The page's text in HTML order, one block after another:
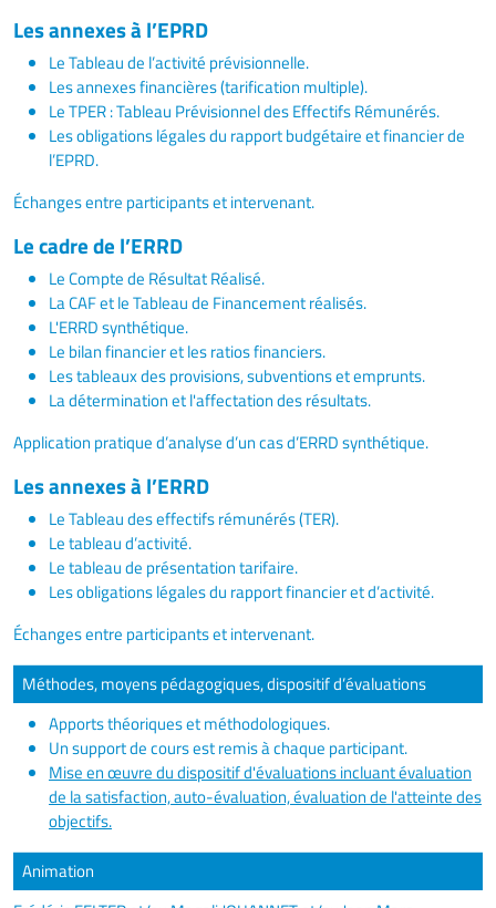
Les annexes à l’EPRD
Le Tableau de l’activité prévisionnelle.
Les annexes financières (tarification multiple).
Le TPER : Tableau Prévisionnel des Effectifs Rémunérés.
Les obligations légales du rapport budgétaire et financier de
l’EPRD.
Échanges entre participants et intervenant.
Le cadre de l’ERRD
Le Compte de Résultat Réalisé.
La CAF et le Tableau de Financement réalisés.
L'ERRD synthétique.
Le bilan financier et les ratios financiers.
Les tableaux des provisions, subventions et emprunts.
La détermination et l'affectation des résultats.
Application pratique d’analyse d’un cas d’ERRD synthétique.
Les annexes à l’ERRD
Le Tableau des effectifs rémunérés (TER).
Le tableau d’activité.
Le tableau de présentation tarifaire.
Les obligations légales du rapport financier et d’activité.
Échanges entre participants et intervenant.
Méthodes, moyens pédagogiques, dispositif d’évaluations
Apports théoriques et méthodologiques.
Un support de cours est remis à chaque participant.
Mise en œuvre du dispositif d'évaluations incluant évaluation
de la satisfaction, auto-évaluation, évaluation de l'atteinte des
objectifs.
Animation